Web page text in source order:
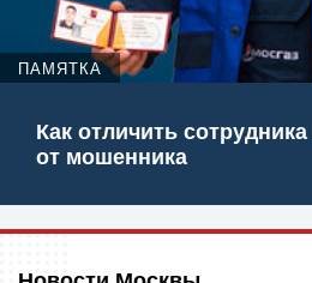
ПАМЯТКА
Как отличить
от мошенника